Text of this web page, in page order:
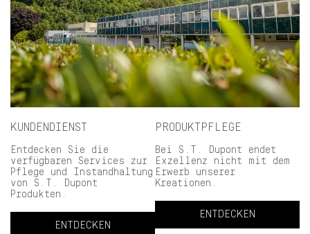
KUNDENDIENST
Entdecken Sie die
verfügbaren Services zur
Pflege und Instandhaltung
von S.T. Dupont
Produkten.
ENTDECKEN
PRODUKTPFLEGE
Bei S.T. Dupont endet
Exzellenz nicht mit dem
Erwerb unserer
Kreationen.
ENTDECKEN